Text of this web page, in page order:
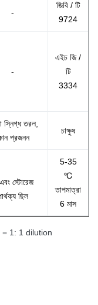
-
জিবি / টি
9724
-
এইচ জি /
টি
3334
স্নিগ্ধ তরল,
প্রজনন
চাক্ষুষ
স্টোরেজ
ছিল
5-35
℃
তাপমাত্রা
6 মাস
= 1: 1 dilution